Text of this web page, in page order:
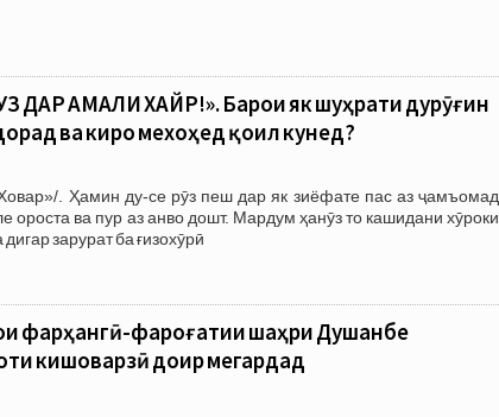
ДАР АМАЛИ ХАЙР!». Барои як шуҳрати дурӯғин
ва киро мехоҳед қоил кунед?
. Ҳамин ду-се рӯз пеш дар як зиёфате пас аз ҷамъомад
ороста ва пур аз анво дошт. Мардум ҳанӯз то кашидани хӯроки
зарурат ба ғизохӯрӣ
фарҳангӣ-фароғатии шаҳри Душанбе
кишоварзӣ доир мегардад